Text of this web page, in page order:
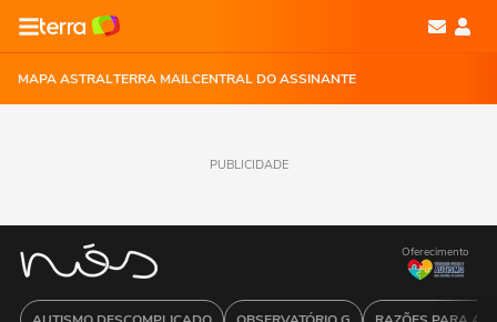
MAPA ASTRALTERRA MAILCENTRAL DO ASSINANTE
PUBLICIDADE
Oferecimento